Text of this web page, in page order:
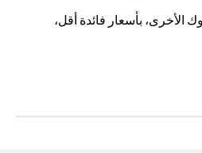
الأخرى، بأسعار فائدة أقل،